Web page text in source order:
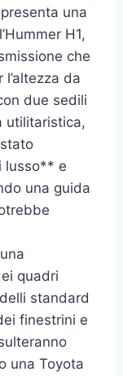
una
H1,
che
da
due sedili
utilitaristica,
lusso** e
una guida
quadri
standard
finestrini e
una Toyota